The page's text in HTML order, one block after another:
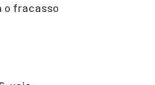
o fracasso